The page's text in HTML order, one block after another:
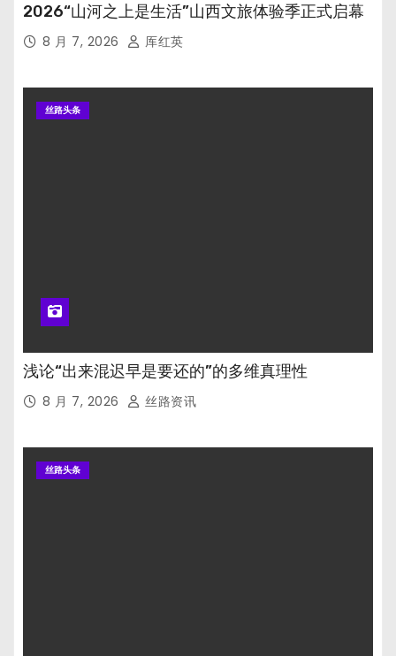
2026“山河之上是生活”山西文旅体验季正式启幕
8 月 7, 2026 厍红英
丝路头条
浅论“出来混迟早是要还的”的多维真理性
8 月 7, 2026 丝路资讯
丝路头条